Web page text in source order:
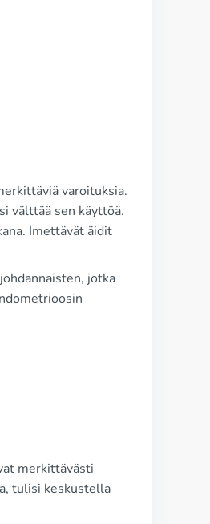
varoituksia.
välttää sen käyttöä.
Imettävät äidit
jotka
merkittävästi
tulisi keskustella